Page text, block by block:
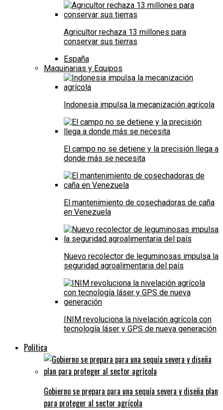
Agricultor rechaza 13 millones para
conservar sus tierras
España
Maquinarias y Equipos
Indonesia impulsa la mecanización agrícola
El campo no se detiene y la precisión llega a
donde más se necesita
El mantenimiento de cosechadoras de caña
en Venezuela
Nuevo recolector de leguminosas impulsa la
seguridad agroalimentaria del país
INIM revoluciona la nivelación agrícola con
tecnología láser y GPS de nueva generación
Política
Gobierno se prepara para una sequía severa y diseña plan
para proteger al sector agrícola